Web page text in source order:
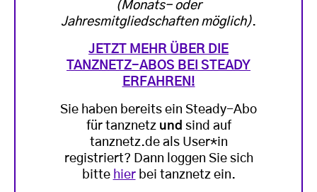
(Monats- oder
Jahresmitgliedschaften möglich).
JETZT MEHR ÜBER DIE
TANZNETZ-ABOS BEI STEADY
ERFAHREN!
Sie haben bereits ein Steady-Abo
für tanznetz und sind auf
tanznetz.de als User*in
registriert? Dann loggen Sie sich
bitte hierbei tanznetz ein.